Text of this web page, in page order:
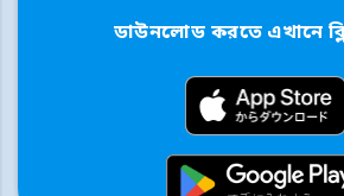
ডাউনলোড করতে এখানে